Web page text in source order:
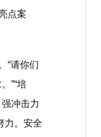
点案
“请你们
”“培
冲击力
力。安全